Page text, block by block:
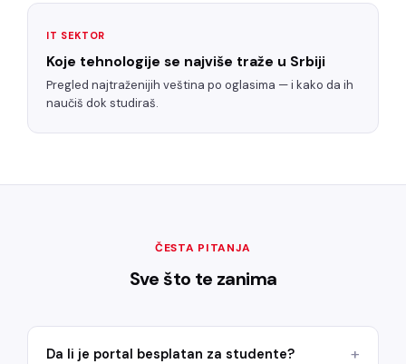
IT SEKTOR
Koje tehnologije se najviše traže u Srbiji
Pregled najtraženijih veština po oglasima — i kako da ih
naučiš dok studiraš.
ČESTA PITANJA
Sve što te zanima
Da li je portal besplatan za studente?